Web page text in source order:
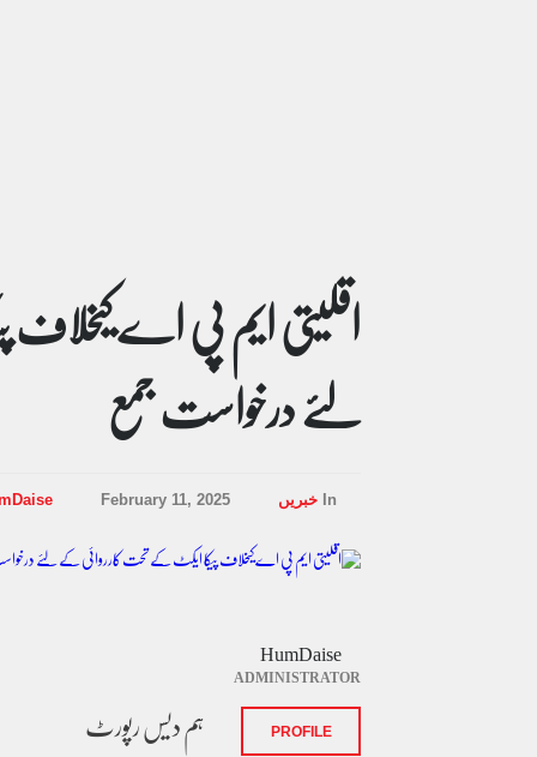
اقلیتی ایم پی اے
لئے درخواست جمع
In خبریں February 11, 2025
ہم دیس رپورٹ
HumDaise
ADMINISTRATOR
PROFILE